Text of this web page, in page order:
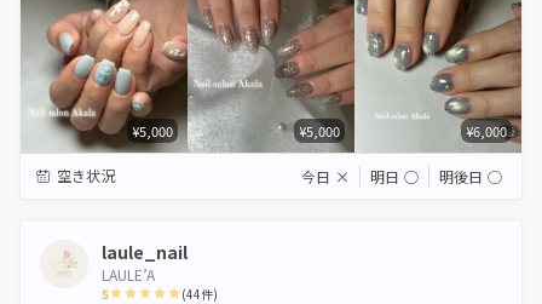
¥5,000 ¥5,000 ¥6,000
空き状況 今日 × 明日 ◯ 明後日 ◯
laule_nail
LAULE’A
5 (44件)